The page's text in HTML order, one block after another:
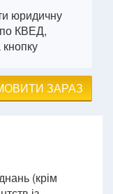
юридичну
по КВЕД,
кнопку
ЗАРАЗ
(крім